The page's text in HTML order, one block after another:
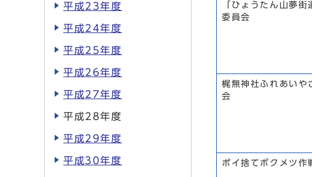
「ひょうたん山夢街
委員会
梶無神社ふれあいや
会
ポイ捨てボクメツ作
平成23年度
平成24年度
平成25年度
平成26年度
平成27年度
平成28年度
平成29年度
平成30年度